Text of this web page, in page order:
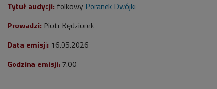
Tytuł audycji: folkowy Poranek Dwójki
Prowadzi: Piotr Kędziorek
Data emisji: 16.05.2026
Godzina emisji: 7.00